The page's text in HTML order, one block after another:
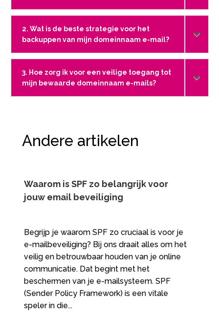
2. Wat is de beste strategie voor het
backuppen van mijn domeinnaam e-mail?
3. Hoe zorg ik voor een veilige toegang tot
mijn bewaarde domeinnaam e-mails?
Andere artikelen
Waarom is SPF zo belangrijk voor
jouw email beveiliging
Begrijp je waarom SPF zo cruciaal is voor je
e-mailbeveiliging? Bij ons draait alles om het
veilig en betrouwbaar houden van je online
communicatie. Dat begint met het
beschermen van je e-mailsysteem. SPF
(Sender Policy Framework) is een vitale
speler in die...